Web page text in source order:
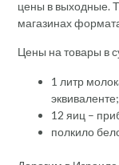
цены в выходные.
магазинах
Цены на товары в
1 литр
эквиваленте;
12 яиц –
полкило